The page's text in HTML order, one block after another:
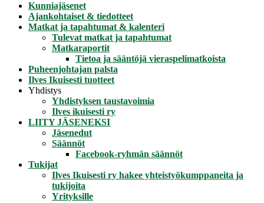
Kunniajäsenet
Ajankohtaiset & tiedotteet
Matkat ja tapahtumat & kalenteri
Tulevat matkat ja tapahtumat
Matkaraportit
Tietoa ja sääntöjä vieraspelimatkoista
Puheenjohtajan palsta
Ilves Ikuisesti tuotteet
Yhdistys
Yhdistyksen taustavoimia
Ilves ikuisesti ry
LIITY JÄSENEKSI
Jäsenedut
Säännöt
Facebook-ryhmän säännöt
Tukijat
Ilves Ikuisesti ry hakee yhteistyökumppaneita ja
tukijoita
Yrityksille